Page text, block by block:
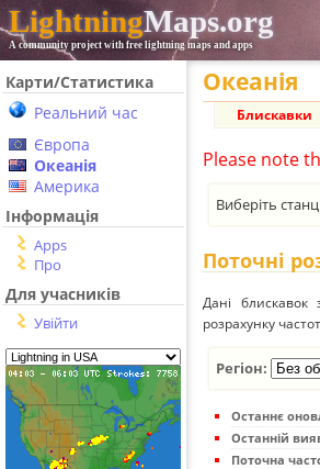
LightningMaps.org
A community project with free lightning maps and apps
Карти/Статистика
Реальний час
Європа
Океанія
Америка
Інформація
Apps
Про
Для учасників
Увійти
Океанія
Блискавки
Please note
Виберіть
Поточні
Дані блискавок
розрахунку
Регіон:
Останнє
Останній
Поточна